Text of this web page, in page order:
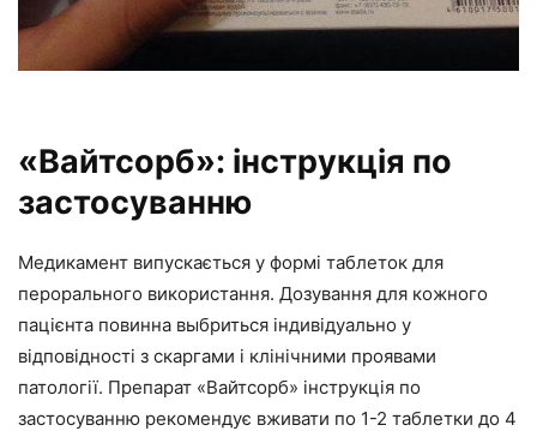
«Вайтсорб»: інструкція по
застосуванню
Медикамент випускається у формі таблеток для
перорального використання. Дозування для кожного
пацієнта повинна выбриться індивідуально у
відповідності з скаргами і клінічними проявами
патології. Препарат «Вайтсорб» інструкція по
застосуванню рекомендує вживати по 1-2 таблетки до 4